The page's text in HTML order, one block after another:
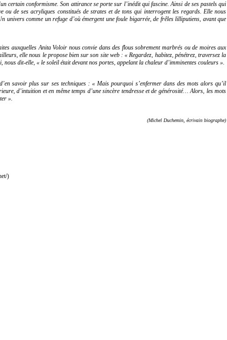
certain conformisme. Son attirance se porte sur l’inédit qui fascine. Ainsi de ses pastels qui
de ses acryliques constitués de strates et de tons qui interrogent les regards. Elle nous
univers comme un refuge d’où émergent une foule bigarrée, de frêles lilliputiens, avant que
auxquelles Anita Voloir nous convie dans des flous sobrement marbrés ou de moires aux
elle nous le propose bien sur son site web :« Regardez, habitez, pénétrez, traversez la
nous dit-elle,« le soleil était devant nos portes, appelant la chaleur d’imminentes couleurs ».
savoir plus sur ses techniques :« Mais pourquoi s’enfermer dans des mots alors qu’il
d’intuition et en même temps d’une sincère tendresse et de générosité… Alors, les mots
».
(Michel Duchemin, écrivain biographe)
)